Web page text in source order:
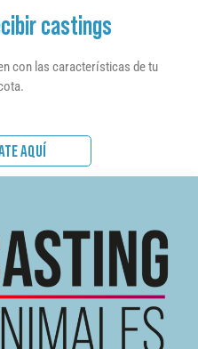
castings
con las características de tu
AQUÍ